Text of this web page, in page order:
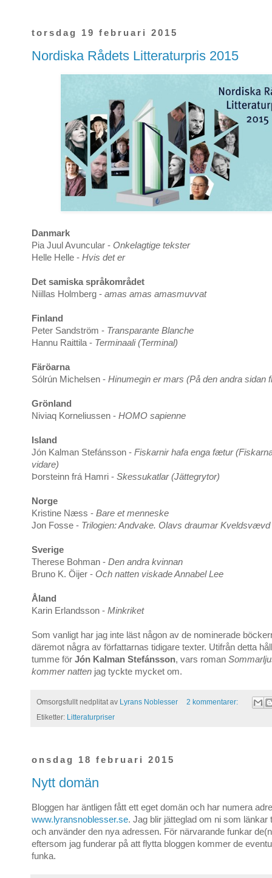
torsdag 19 februari 2015
Nordiska Rådets Litteraturpris 2015
Danmark
Pia Juul Avuncular - Onkelagtige tekster
Helle Helle - Hvis det er
Det samiska språkområdet
Niillas Holmberg - amas amas amasmuvvat
Finland
Peter Sandström - Transparante Blanche
Hannu Raittila - Terminaali (Terminal)
Färöarna
Sólrún Michelsen - Hinumegin er mars (På den andra sidan
Grönland
Niviaq Korneliussen - HOMO sapienne
Island
Jón Kalman Stefánsson - Fiskarnir hafa enga fætur
vidare)
Þorsteinn frá Hamri - Skessukatlar (Jättegrytor)
Norge
Kristine Næss - Bare et menneske
Jon Fosse - Trilogien: Andvake. Olavs draumar Kveldsvævd
Sverige
Therese Bohman - Den andra kvinnan
Bruno K. Öijer - Och natten viskade Annabel Lee
Åland
Karin Erlandsson - Minkriket
Som vanligt har jag inte läst någon av de nominerade
däremot några av författarnas tidigare texter. Utifrån detta
tumme för Jón Kalman Stefánsson, vars roman
kommer natten jag tyckte mycket om.
Omsorgsfullt nedplitat av Lyrans Noblesser
2 kommentarer:
Etiketter: Litteraturpriser
onsdag 18 februari 2015
Nytt domän
Bloggen har äntligen fått ett eget domän och har numera
www.lyransnoblesser.se. Jag blir jätteglad om ni som länkar
och använder den nya adressen. För närvarande funkar
eftersom jag funderar på att flytta bloggen kommer de
funka.